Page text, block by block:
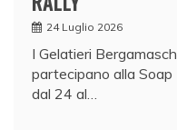
24 Luglio 2026
I Gelatieri
partecipano alla Soap
dal 24 al…